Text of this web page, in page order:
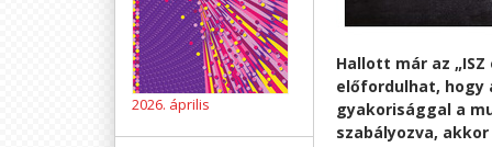
Hallott már az „ISZ
előfordulhat, hogy
gyakorisággal a
szabályozva,
2026. április